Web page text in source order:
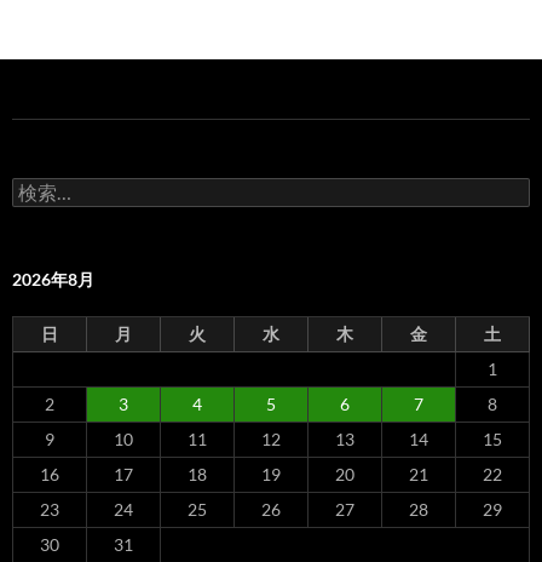
検
索:
2026年8月
日 月 火 水 木 金
土
1
2
3 4 5 6 7
8
9
10 11 12 13 14
15
16
17 18 19 20 21
22
23
24 25 26 27 28
29
30
31